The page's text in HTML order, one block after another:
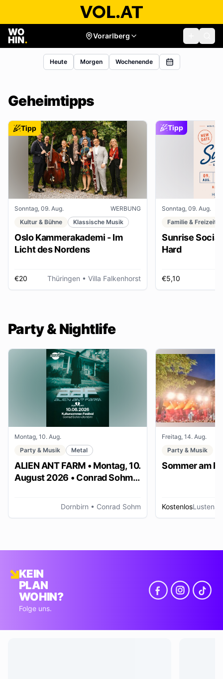
Vorarlberg
Heute Morgen Wochenende
Geheimtipps
Tipp
Sonntag, 09. Aug.
WERBUNG
Kultur & Bühne
Klassische Musik
Oslo Kammerakademi - Im
Licht des Nordens
€20 Thüringen • Villa Falkenhorst
Tipp
Sonntag, 09. Aug.
Familie & Freizeit
Sunrise
Hard
€5,10
Party & Nightlife
Montag, 10. Aug.
Party & Musik
Metal
ALIEN ANT FARM • Montag, 10.
August 2026 • Conrad Sohm
Dornbirn • Conrad Sohm
Freitag, 14. Aug.
Party & Musik
Sommer am
KostenlosLustenau
KEIN
PLAN
WOHIN?
Folge uns.